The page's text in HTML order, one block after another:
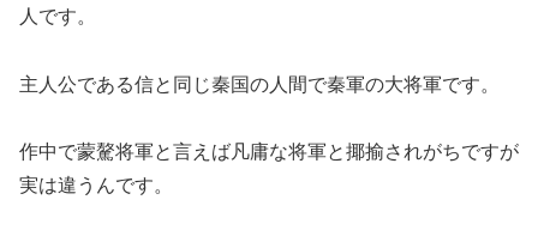
人です。
主人公である信と同じ秦国の人間で秦軍の大将軍です。
作中で蒙驁将軍と言えば凡庸な将軍と揶揄されがちですが
実は違うんです。